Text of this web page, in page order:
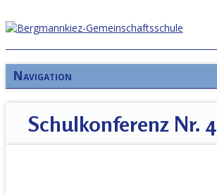
Navigation
Schulkonferenz Nr. 4